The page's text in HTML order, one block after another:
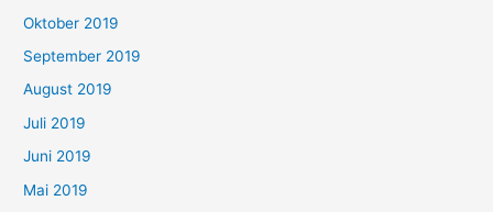
Oktober 2019
September 2019
August 2019
Juli 2019
Juni 2019
Mai 2019